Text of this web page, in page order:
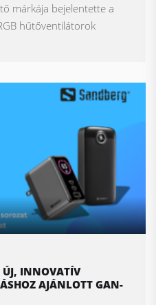
márkája bejelentette a
hűtőventilátorok
ÚJ, INNOVATÍV
AJÁNLOTT GAN-